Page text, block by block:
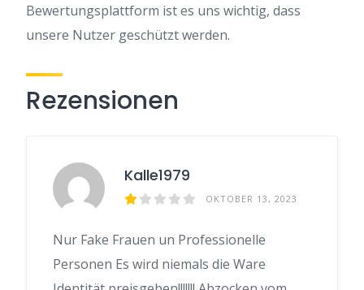
Bewertungsplattform ist es uns wichtig, dass
unsere Nutzer geschützt werden.
Rezensionen
Kalle1979
OKTOBER 13, 2023
Nur Fake Frauen un Professionelle
Personen Es wird niemals die Ware